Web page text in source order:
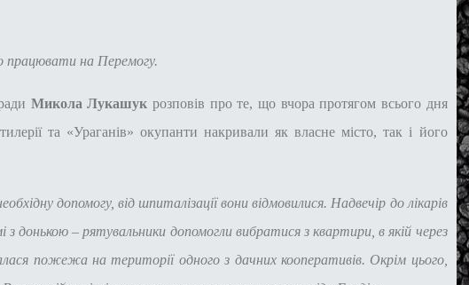
працювати на Перемогу.
Микола Лукашук розповів про те, що вчора протягом всього дня
та «Ураганів» окупанти накривали як власне місто, так і його
допомогу, від шпиталізації вони відмовилися. Надвечір до лікарів
– рятувальники допомогли вибратися з квартири, в якій через
пожежа на території одного з дачних кооперативів. Окрім цього,